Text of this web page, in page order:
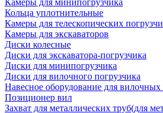
Камеры для минипогрузчика
Кольца уплотнительные
Камеры для телескопических
Камеры для экскаваторов
Диски колесные
Диски для экскаватора-погрузчика
Диски для минипогрузчика
Диски для вилочного погрузчика
Навесное оборудование для вилочных
Позиционер вил
Захват для металлических труб(для